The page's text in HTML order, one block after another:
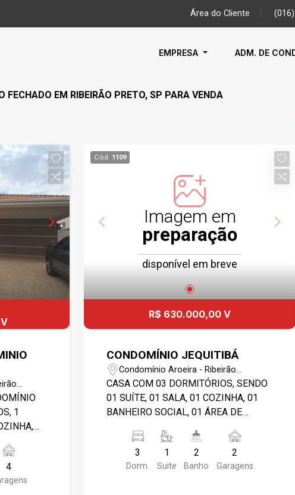
Área do Cliente
EMPRESA ADM. DE
FECHADO EM RIBEIRÃO PRETO, SP PARA VENDA
COM
4
Cód. 1109
Imagem em
preparação
disponível em breve
R$ 630.000,00 V
CONDOMÍNIO JEQUITIBÁ
Condomínio Aroeira - Ribeirão
Preto/SP
CASA COM 03 DORMITÓRIOS, SENDO
01 SUÍTE, 01 SALA, 01 COZINHA, 01
BANHEIRO SOCIAL, 01 ÁREA DE
CONDOMÍNIO POSSUI PORTARIA 24
HORAS E ÁREA DE LAZER COMPLETA.
OBS.: AS INFORMAÇÕES PODERÃO
3
Dorm.
1
Suite
2
Banho
2
Garagens